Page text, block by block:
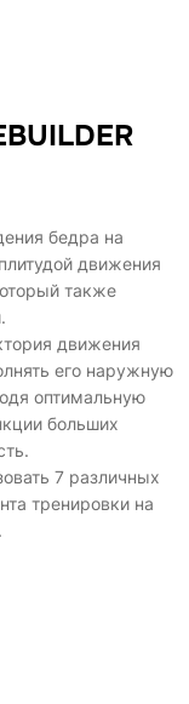
бедра на
движения
также
движения
его наружную
оптимальную
больших
7 различных
тренировки на